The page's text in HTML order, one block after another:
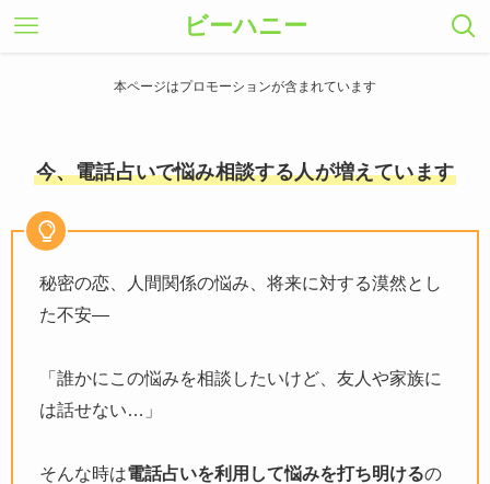
ビーハニー
本ページはプロモーションが含まれています
今、電話占いで悩み相談する人が増えています
秘密の恋、人間関係の悩み、将来に対する漠然とし
た不安―
「誰かにこの悩みを相談したいけど、友人や家族に
は話せない…」
そんな時は電話占いを利用して悩みを打ち明けるの